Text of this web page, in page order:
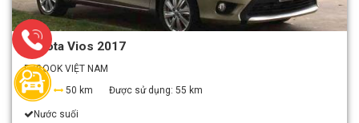
Toyota Vios 2017
EZBOOK VIỆT NAM
4
50 km Được sử dụng: 55 km
Nước suối